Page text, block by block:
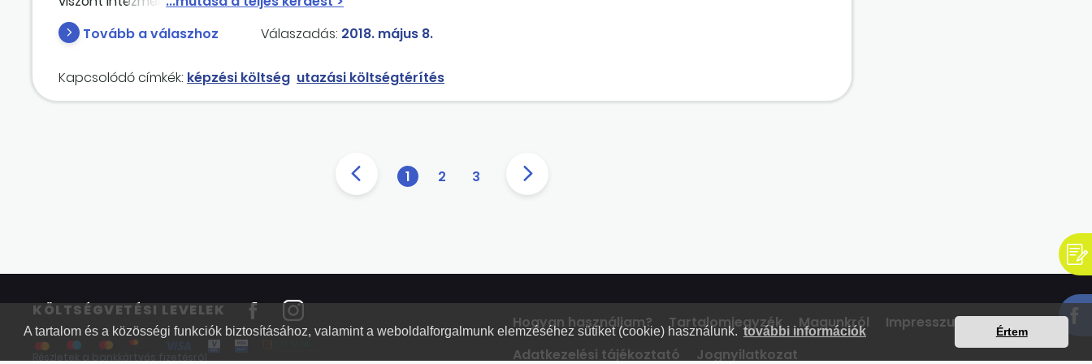
A tartalom és a közösségi funkciók biztosításához, valamint a weboldalforgalmunk elemzéséhez sütiket (cookie) használunk. további információk Értem
Mely jogcímen számolható el jogszerűen az utazási költségtérítés adómentesen?
Tovább a válaszhoz Válaszadás: 2018. május 8.
Kapcsolódó címkék: képzési költség utazási költségtérítés
1 2 3
KÖLTSÉGVETÉSI LEVELEK
Részletek a bankkártyás fizetésről
Hogyan használjam? Tartalomjegyzék Magunkról Impresszum
Kapcsolat
Adatkezelési tájékoztató
Jognyilatkozat